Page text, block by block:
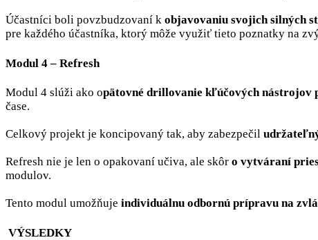
Účastníci boli povzbudzovaní k objavovaniu svojich silných
pre každého účastníka, ktorý môže využiť tieto poznatky na
Modul 4 – Refresh
Modul 4 slúži ako opätovné drillovanie kľúčových nástrojov
čase.
Celkový projekt je koncipovaný tak, aby zabezpečil
Refresh nie je len o opakovaní učiva, ale skôr o vytváraní
modulov.
Tento modul umožňuje individuálnu odbornú prípravu na
VÝSLEDKY